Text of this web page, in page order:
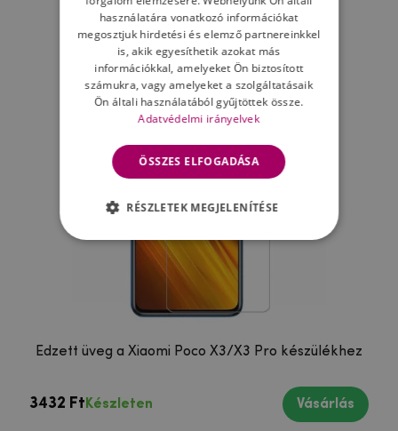
Ne felejtsd el
Edzett üveg a Xiaomi Poco X3/X3 Pro készülékhez
3432 Ft Készleten Vásárlás
használatára vonatkozó információkat
megosztjuk hirdetési és elemző partnereinkkel
is, akik egyesíthetik azokat más
információkkal, amelyeket Ön biztosított
számukra, vagy amelyeket a szolgáltatásaik
Ön általi használatából gyűjtöttek össze.
Adatvédelmi irányelvek
ÖSSZES ELFOGADÁSA
RÉSZLETEK MEGJELENÍTÉSE